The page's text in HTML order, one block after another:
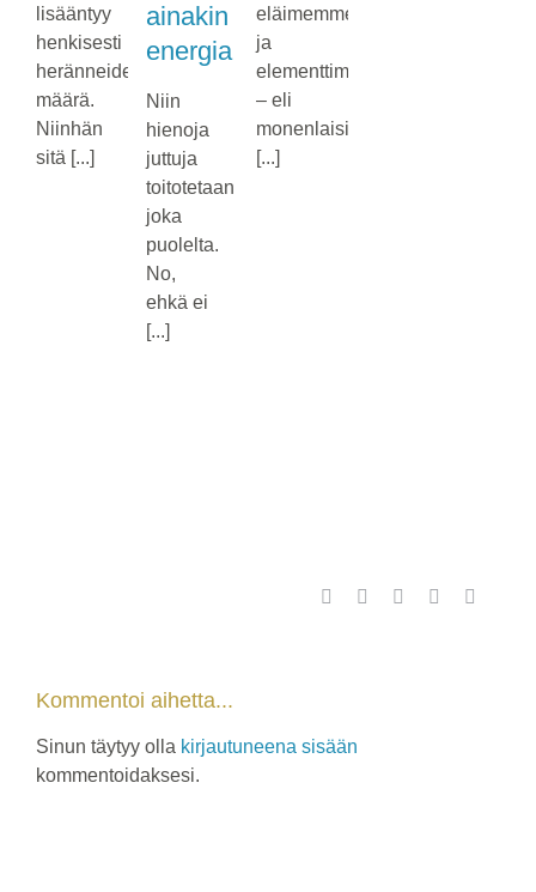
lisääntyy
henkisesti
heränneiden
määrä.
Niinhän
sitä [...]
ainakin
energia
Niin
hienoja
juttuja
toitotetaan
joka
puolelta.
No,
ehkä ei
[...]
eläimemme
ja
elementtimme
– eli
monenlaisia
[...]
Facebook WhatsApp
Pinterest
Kommentoi aihetta...
Sinun täytyy olla kirjautuneena sisään
kommentoidaksesi.